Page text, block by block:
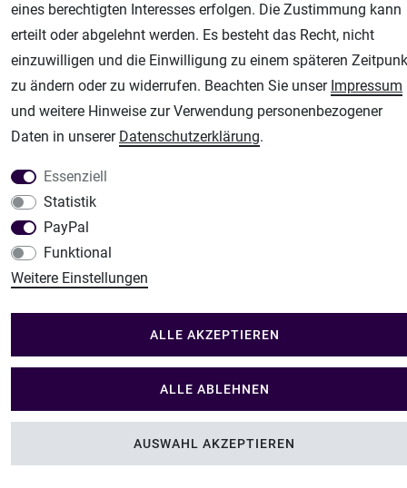
Plotter-City
Schneideplotter, Transferpressen, Siebdruck und Plotterfolien
Im Shop Kaufen
Küchen Zubehör - Haus/Garten - Tierbedarf
eines berechtigten Interesses erfolgen. Die Zustimmung kann
erteilt oder abgelehnt werden. Es besteht das Recht, nicht
einzuwilligen und die Einwilligung zu einem späteren
zu ändern oder zu widerrufen. Beachten Sie unser Impressum
und weitere Hinweise zur Verwendung personenbezogener
Daten in unserer Daten­schutz­erklärung.
Essenziell
Statistik
PayPal
Funktional
Weitere Einstellungen
ALLE AKZEPTIEREN
ALLE ABLEHNEN
AUSWAHL AKZEPTIEREN